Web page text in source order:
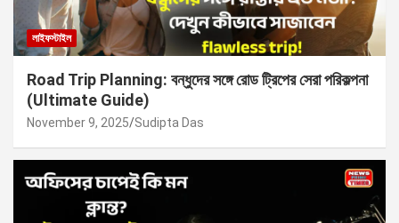
লাইফস্টাইল
Road Trip Planning: বন্ধুদের সঙ্গে রোড ট্রিপের সেরা পরিকল্পনা
(Ultimate Guide)
November 9, 2025 Sudipta Das